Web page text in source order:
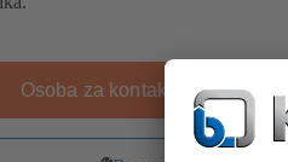
Osoba za kontakt u tvrtki KSB